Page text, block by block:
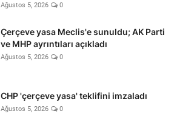
Ağustos 5, 2026 0
Çerçeve yasa Meclis'e sunuldu; AK Parti
ve MHP ayrıntıları açıkladı
Ağustos 5, 2026 0
CHP 'çerçeve yasa' teklifini imzaladı
Ağustos 5, 2026 0